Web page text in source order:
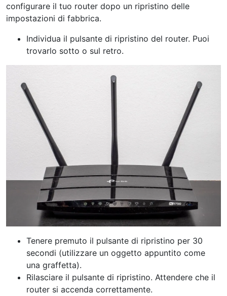
configurare il tuo router dopo un ripristino delle
impostazioni di fabbrica.
Individua il pulsante di ripristino del router. Puoi
trovarlo sotto o sul retro.
Tenere premuto il pulsante di ripristino per 30
secondi (utilizzare un oggetto appuntito come
una graffetta).
Rilasciare il pulsante di ripristino. Attendere che il
router si accenda correttamente.